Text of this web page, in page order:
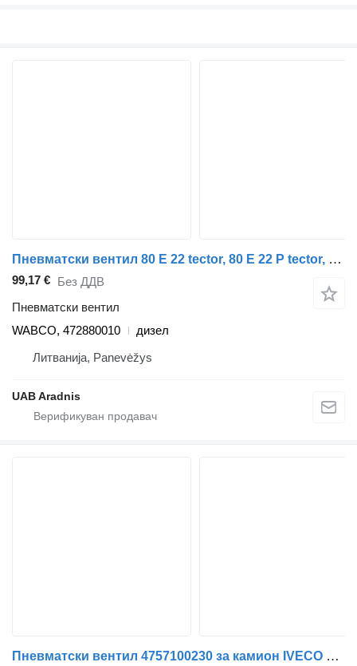
Пневматски вентил 80 E 22 tector, 80 E 22 P tector, 80 E 22FP tector WABCO, 472880010 за камион IVECO EuroCargo I-III
99,17 € Без ДДВ
Пневматски вентил
WABCO, 472880010
дизел
Литванија, Panevėžys
UAB Aradnis
Пневматски вентил 4757100230 за камион IVECO EuroCargo I-III | 91 - 15